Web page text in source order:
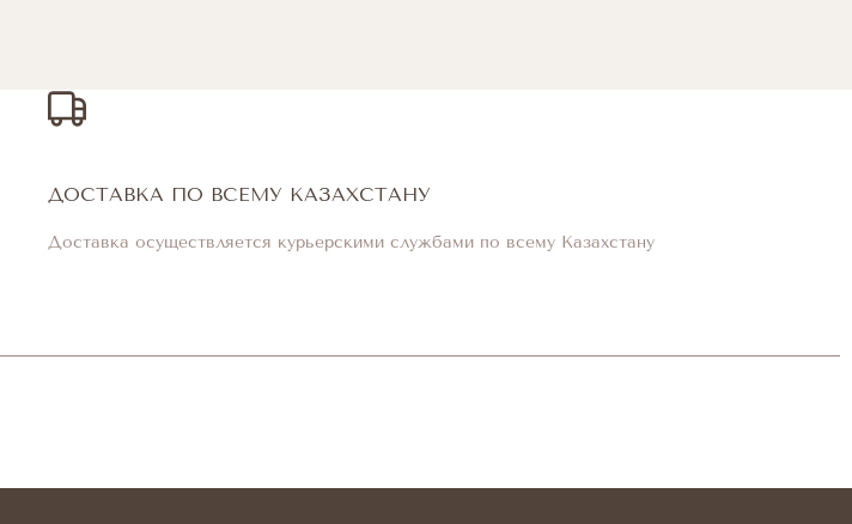
ДОСТАВКА ПО ВСЕМУ КАЗАХСТАНУ
Доставка осуществляется курьерскими службами по всему Казахстану